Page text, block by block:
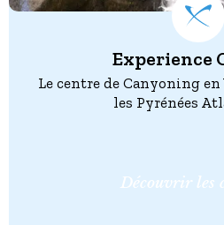
Experience
Le centre de Canyoning en
les Pyrénées
Découvrir les